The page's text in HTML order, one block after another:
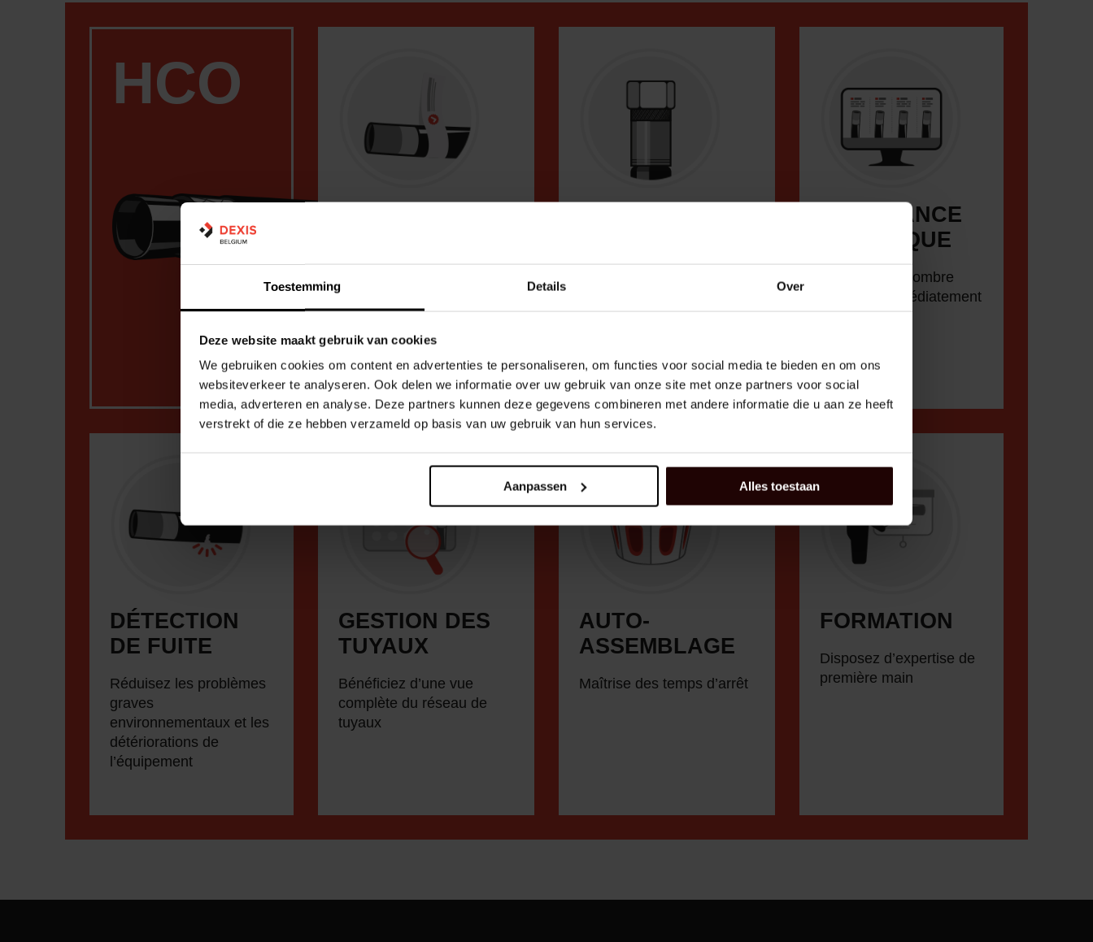
Toestemming Details Over
Deze website maakt gebruik van cookies
We gebruiken cookies om content en advertenties te personaliseren, om functies voor social media te bieden en om ons
websiteverkeer te analyseren. Ook delen we informatie over uw gebruik van onze site met onze partners voor social
media, adverteren en analyse. Deze partners kunnen deze gegevens combineren met andere informatie die u aan ze heeft
verstrekt of die ze hebben verzameld op basis van uw gebruik van hun services.
Aanpassen Alles toestaan
HCO
EN ATELIER
sur mesure
ASSISTANCE
TECHNIQUE
Optimisez le nombre
d’articles immédiatement
disponibles
DÉTECTION
DE FUITE
Réduisez les problèmes
graves
environnementaux et les
détériorations de
l’équipement
GESTION DES
TUYAUX
Bénéficiez d’une vue
complète du réseau de
tuyaux
AUTO­
ASSEMBLAGE
Maîtrise des temps d’arrêt
FORMATION
Disposez d’expertise de
première main